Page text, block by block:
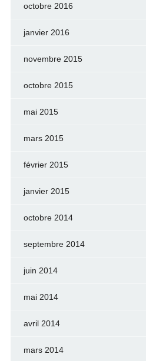
octobre 2016
janvier 2016
novembre 2015
octobre 2015
mai 2015
mars 2015
février 2015
janvier 2015
octobre 2014
septembre 2014
juin 2014
mai 2014
avril 2014
mars 2014